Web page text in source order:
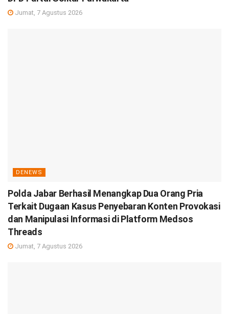
Jumat, 7 Agustus 2026
DENEWS
Polda Jabar Berhasil Menangkap Dua Orang Pria
Terkait Dugaan Kasus Penyebaran Konten Provokasi
dan Manipulasi Informasi di Platform Medsos
Threads
Jumat, 7 Agustus 2026